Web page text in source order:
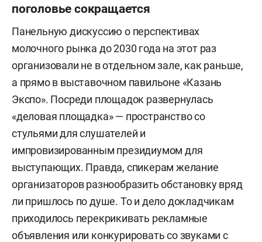
поголовье сокращается
Панельную дискуссию о перспективах
молочного рынка до 2030 года на этот раз
организовали не в отдельном зале, как раньше,
а прямо в выставочном павильоне «Казань
Экспо». Посреди площадок развернулась
«деловая площадка» — пространство со
стульями для слушателей и
импровизированным президиумом для
выступающих. Правда, спикерам желание
организаторов разнообразить обстановку вряд
ли пришлось по душе. То и дело докладчикам
приходилось перекрикивать рекламные
объявления или конкурировать со звуками с